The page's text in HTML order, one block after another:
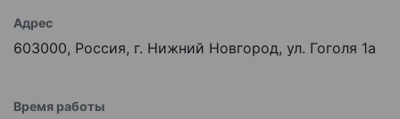
Адрес
603000, Россия, г. Нижний Новгород, ул. Гоголя 1а
Время работы